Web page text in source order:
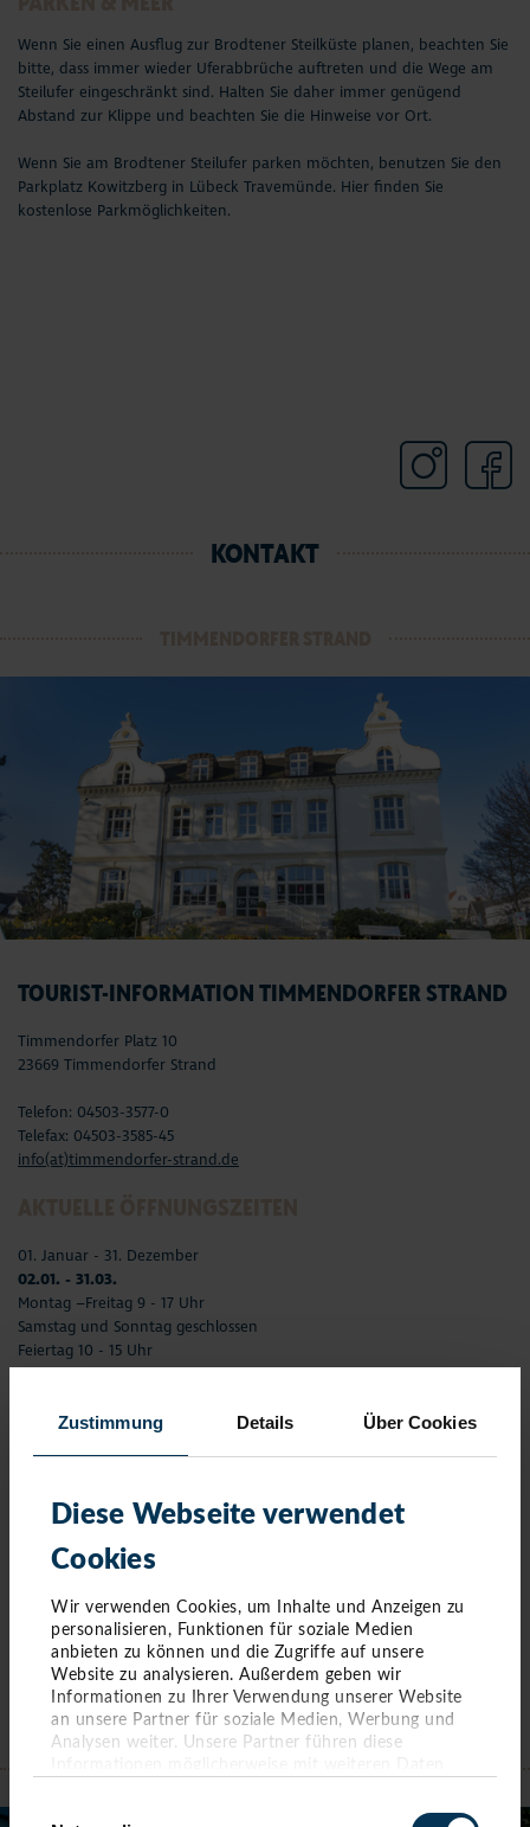
Zustimmung Details Über Cookies
Diese Webseite verwendet
Cookies
Wir verwenden Cookies, um Inhalte und Anzeigen zu
personalisieren, Funktionen für soziale Medien
anbieten zu können und die Zugriffe auf unsere
Website zu analysieren. Außerdem geben wir
Informationen zu Ihrer Verwendung unserer Website
an unsere Partner für soziale Medien, Werbung und
Analysen weiter. Unsere Partner führen diese
sie im Rahmen Ihrer Nutzung der Dienste gesammelt
Wenn Sie einen Ausflug zur Brodtener Steilküste planen, beachten Sie
bitte, dass immer wieder Uferabbrüche auftreten und die Wege am
Steilufer eingeschränkt sind. Halten Sie daher immer genügend
Abstand zur Klippe und beachten Sie die Hinweise vor Ort.
Wenn Sie am Brodtener Steilufer parken möchten, benutzen Sie den
Parkplatz Kowitzberg in Lübeck Travemünde. Hier finden Sie
kostenlose Parkmöglichkeiten.
KONTAKT
TOURIST-INFORMATION TIMMENDORFER STRAND
Timmendorfer Platz 10
23669 Timmendorfer Strand
Telefon: 04503-3577-0
Telefax: 04503-3585-45
info(at)timmendorfer-strand.de
01. Januar - 31. Dezember
02.01. - 31.03.
Montag –Freitag 9 - 17 Uhr
Samstag und Sonntag geschlossen
Feiertag 10 - 15 Uhr
Montag - Freitag 9 - 17 Uhr
02.11.- 01.01.
Samstag und Sonntag geschlossen
alle Öffnungszeiten
Ansprechpartner